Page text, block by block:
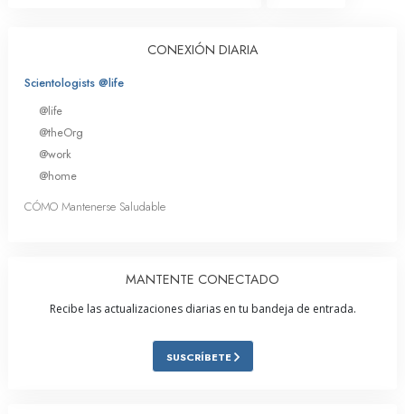
CONEXIÓN DIARIA
Scientologists @life
@life
@theOrg
@work
@home
CÓMO Mantenerse Saludable
MANTENTE CONECTADO
Recibe las actualizaciones diarias en tu bandeja de entrada.
SUSCRÍBETE